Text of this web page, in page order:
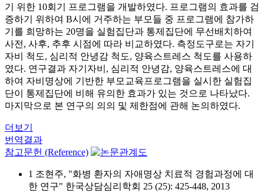
기 위한 10회기 프로그램을 개발하였다. 프로그램의 효과를 검
증하기 위하여 B시에 거주하는 부모들 중 프로그램에 참가하
기를 희망하는 20명을 실험집단과 통제집단에 무선배치하여
사전, 사후, 추후 시점에 따라 비교하였다. 측정도구로는 자기
자비 척도, 심리적 안녕감 척도, 양육스트레스 척도를 사용하
였다. 연구결과 자기자비, 심리적 안녕감, 양육스트레스에 대
하여 자비명상에 기반한 부모교육프로그램을 실시한 실험집
단이 통제집단에 비해 유의한 효과가 있는 것으로 나타났다.
마지막으로 본 연구의 의의 및 제한점에 관해 논의하였다.
더보기
번역결과
참고문헌 (Reference)
1 조현주, "화병 환자의 자애명상 치료적 경험과정에 대
한 연구" 한국상담심리학회 25 (25): 425-448, 2013